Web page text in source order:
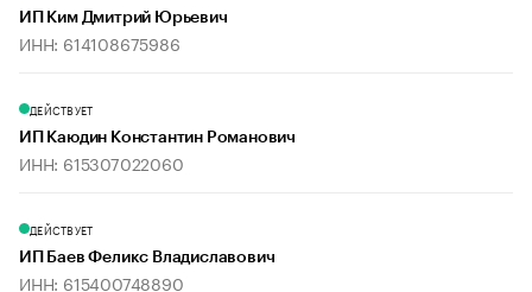
ИП Ким Дмитрий Юрьевич
ИНН: 614108675986
ДЕЙСТВУЕТ
ИП Каюдин Константин Романович
ИНН: 615307022060
ДЕЙСТВУЕТ
ИП Баев Феликс Владиславович
ИНН: 615400748890